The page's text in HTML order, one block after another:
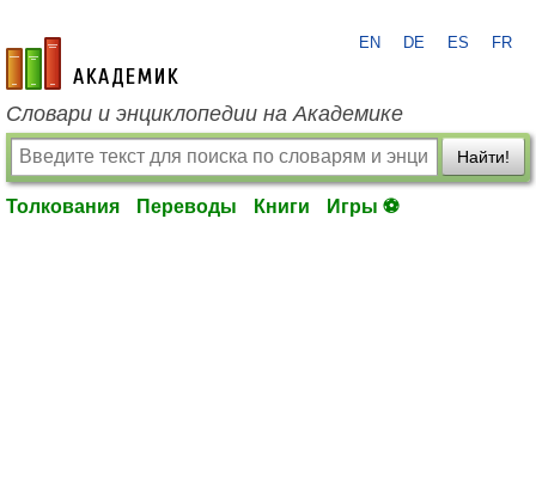
academic.ru
EN DE ES FR
Словари и энциклопедии на Академике
Найти!
Толкования Переводы Книги Игры ⚽